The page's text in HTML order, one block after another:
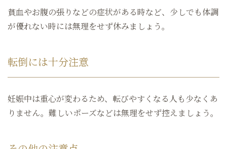
貧血やお腹の張りなどの症状がある時など、少しでも体調
が優れない時には無理をせず休みましょう。
転倒には十分注意
妊娠中は重心が変わるため、転びやすくなる人も少なくあ
りません。難しいポーズなどは無理をせず控えましょう。